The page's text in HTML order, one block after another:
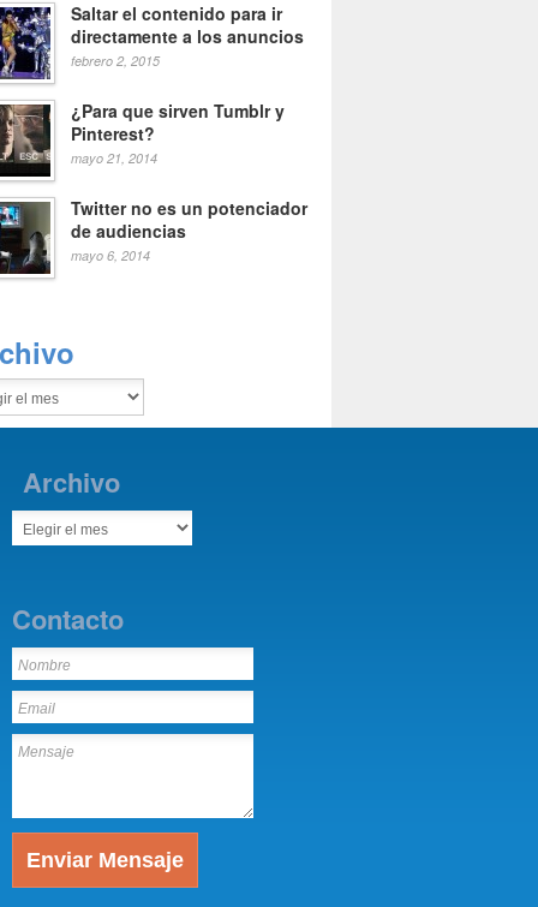
Saltar el contenido para ir
directamente a los anuncios
febrero 2, 2015
¿Para que sirven Tumblr y
Pinterest?
mayo 21, 2014
Twitter no es un potenciador
de audiencias
mayo 6, 2014
Archivo
Contacto